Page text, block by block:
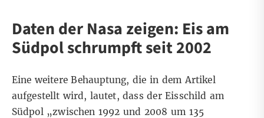
Daten der Nasa zeigen: Eis am
Südpol schrumpft seit 2002
Eine weitere Behauptung, die in dem Artikel
aufgestellt wird, lautet, dass der Eisschild am
Südpol „zwischen 1992 und 2008 um 135